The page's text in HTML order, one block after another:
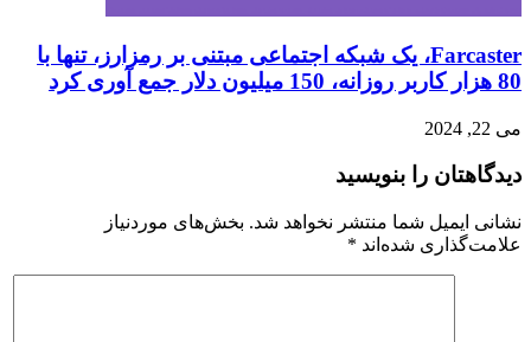
Farcaster، یک شبکه اجتماعی مبتنی بر رمزارز، تنها با
80 هزار کاربر روزانه، 150 میلیون دلار جمع آوری کرد
می 22, 2024
دیدگاهتان را بنویسید
نشانی ایمیل شما منتشر نخواهد شد. بخش‌های موردنیاز
علامت‌گذاری شده‌اند *